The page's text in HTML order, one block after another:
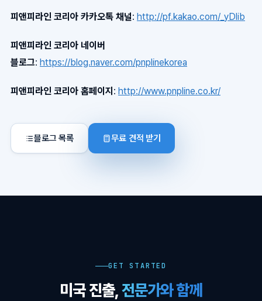
피앤피라인 코리아 카카오톡 채널: http://pf.kakao.com/_yDlib
피앤피라인 코리아 네이버
블로그: https://blog.naver.com/pnplinekorea
피앤피라인 코리아 홈페이지 : http://www.pnpline.co.kr/
블로그 목록 무료 견적 받기
GET STARTED
미국 진출,전문가와 함께